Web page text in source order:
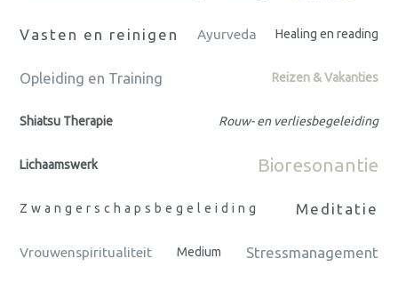
Vasten en reinigen Ayurveda Healing en reading
Opleiding en Training Reizen & Vakanties
Shiatsu Therapie Rouw- en verliesbegeleiding
Lichaamswerk Bioresonantie
Zwangerschapsbegeleiding Meditatie
Vrouwenspiritualiteit Medium Stressmanagement